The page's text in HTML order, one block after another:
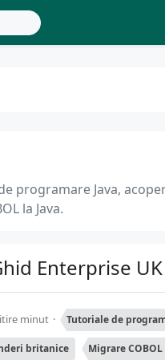
Java,
la Java.
Enterprise UK
minut Tutoriale de
britanice Migrare COBOL